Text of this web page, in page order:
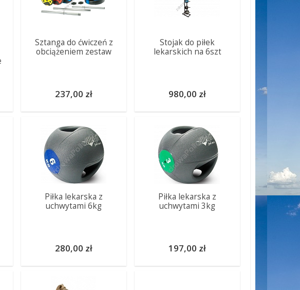
Sztanga do ćwiczeń z
obciążeniem zestaw
237,00 zł
Stojak do piłek
lekarskich na 6szt
980,00 zł
Piłka lekarska z
uchwytami 6kg
280,00 zł
Piłka lekarska z
uchwytami 3kg
197,00 zł